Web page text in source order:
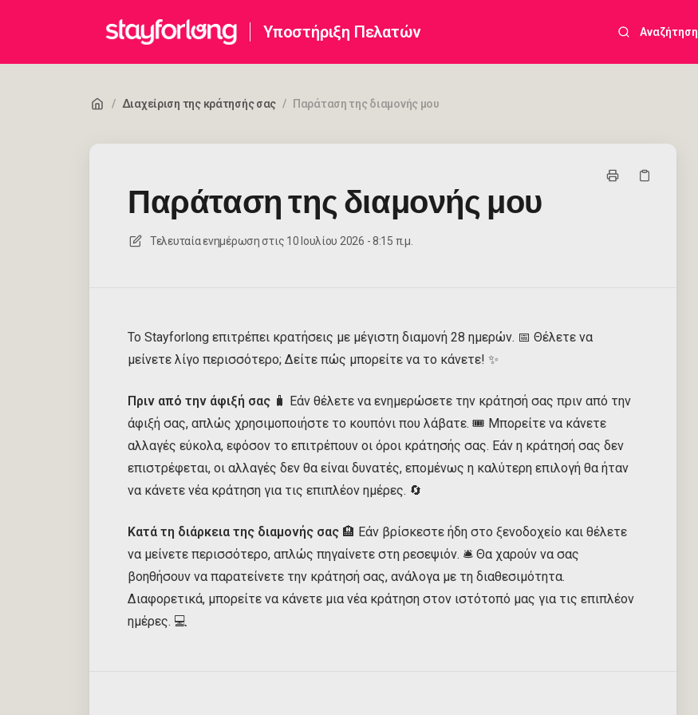
Υποστήριξη Πελατών Αναζήτηση
/ Διαχείριση της κράτησής σας / Παράταση της διαμονής μου
Παράταση της διαμονής μου
Τελευταία ενημέρωση στις 10 Ιουλίου 2026 - 8:15 π.μ.
Το Stayforlong επιτρέπει κρατήσεις με μέγιστη διαμονή 28 ημερών. 📅 Θέλετε να
μείνετε λίγο περισσότερο; Δείτε πώς μπορείτε να το κάνετε! ✨
Πριν από την άφιξή σας 🧳 Εάν θέλετε να ενημερώσετε την κράτησή σας πριν από την
άφιξή σας, απλώς χρησιμοποιήστε το κουπόνι που λάβατε. 🎟️ Μπορείτε να κάνετε
αλλαγές εύκολα, εφόσον το επιτρέπουν οι όροι κράτησής σας. Εάν η κράτησή σας δεν
επιστρέφεται, οι αλλαγές δεν θα είναι δυνατές, επομένως η καλύτερη επιλογή θα ήταν
να κάνετε νέα κράτηση για τις επιπλέον ημέρες. 🔄
Κατά τη διάρκεια της διαμονής σας 🏨 Εάν βρίσκεστε ήδη στο ξενοδοχείο και θέλετε
να μείνετε περισσότερο, απλώς πηγαίνετε στη ρεσεψιόν. 🛎️ Θα χαρούν να σας
βοηθήσουν να παρατείνετε την κράτησή σας, ανάλογα με τη διαθεσιμότητα.
Διαφορετικά, μπορείτε να κάνετε μια νέα κράτηση στον ιστότοπό μας για τις επιπλέον
ημέρες. 💻